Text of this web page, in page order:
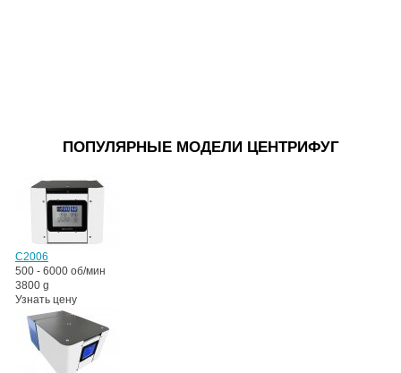
ПОПУЛЯРНЫЕ МОДЕЛИ ЦЕНТРИФУГ
C2006
500 - 6000 об/мин
3800 g
Узнать цену